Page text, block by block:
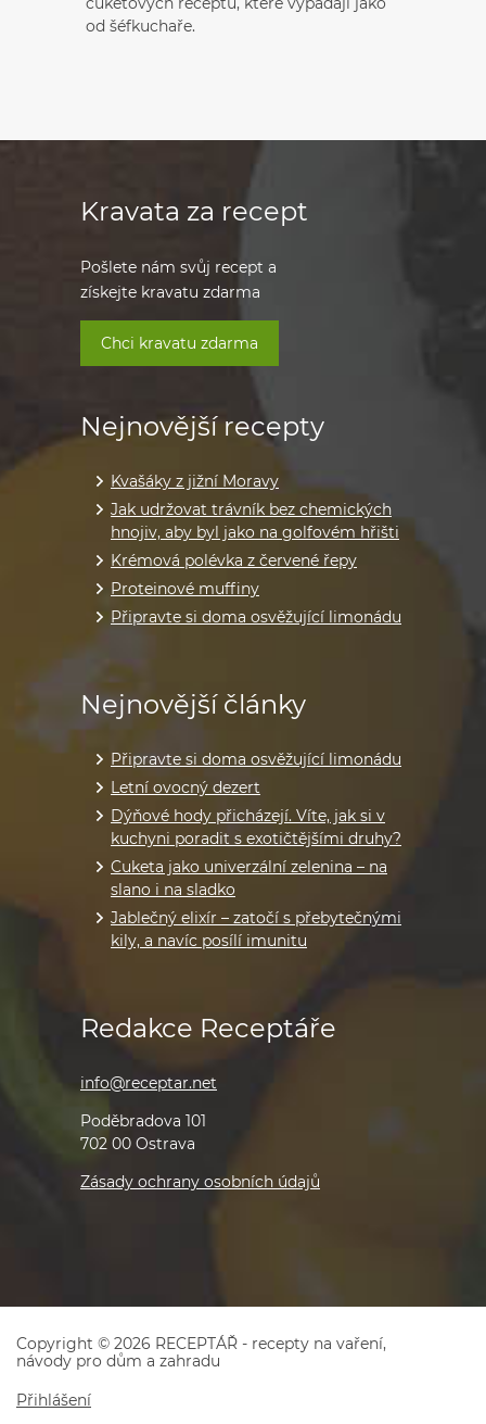
od šéfkuchaře.
Nejnovější recepty
Kvašáky z jižní Moravy
Jak udržovat trávník bez chemických
hnojiv, aby byl jako na golfovém hřišti
Krémová polévka z červené řepy
Proteinové muffiny
Připravte si doma osvěžující limonádu
Nejnovější články
Připravte si doma osvěžující limonádu
Letní ovocný dezert
Dýňové hody přicházejí. Víte, jak si v
kuchyni poradit s exotičtějšími druhy?
Cuketa jako univerzální zelenina – na
slano i na sladko
Jablečný elixír – zatočí s přebytečnými
kily, a navíc posílí imunitu
Kravata za recept
Pošlete nám svůj recept a
získejte kravatu zdarma
Chci kravatu zdarma
Redakce Receptáře
info@receptar.net
Poděbradova 101
702 00 Ostrava
Zásady ochrany osobních údajů
Copyright © 2026 RECEPTÁŘ - recepty na vaření,
návody pro dům a zahradu
Přihlášení